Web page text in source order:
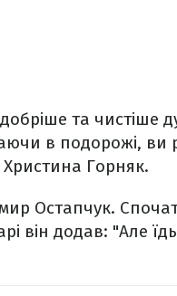
та чистіше
в подорожі, ви
Горняк.
Остапчук.
він додав: "Але